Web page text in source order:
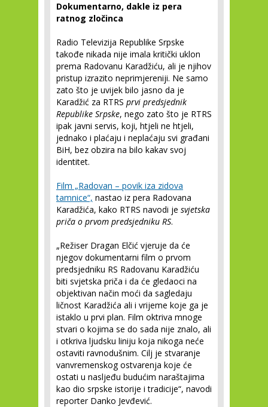
Dokumentarno, dakle iz pera
ratnog zločinca
Radio Televizija Republike Srpske
takođe nikada nije imala kritički uklon
prema Radovanu Karadžiću, ali je njihov
pristup izrazito neprimjereniji. Ne samo
zato što je uvijek bilo jasno da je
Karadžić za RTRS prvi predsjednik
Republike Srpske, nego zato što je RTRS
ipak javni servis, koji, htjeli ne htjeli,
jednako i plaćaju i neplaćaju svi građani
BiH, bez obzira na bilo kakav svoj
identitet.
Film „Radovan – povik iza zidova
tamnice“, nastao iz pera Radovana
Karadžića, kako RTRS navodi je svjetska
priča o prvom predsjedniku RS.
„Režiser Dragan Elčić vjeruje da će
njegov dokumentarni film o prvom
predsjedniku RS Radovanu Karadžiću
biti svjetska priča i da će gledaoci na
objektivan način moći da sagledaju
ličnost Karadžića ali i vrijeme koje ga je
istaklo u prvi plan. Film oktriva mnoge
stvari o kojima se do sada nije znalo, ali
i otkriva ljudsku liniju koja nikoga neće
ostaviti ravnodušnim. Cilj je stvaranje
vanvremenskog ostvarenja koje će
ostati u nasljeđu budućim naraštajima
kao dio srpske istorije i tradicije“, navodi
reporter Danko Jevđević.